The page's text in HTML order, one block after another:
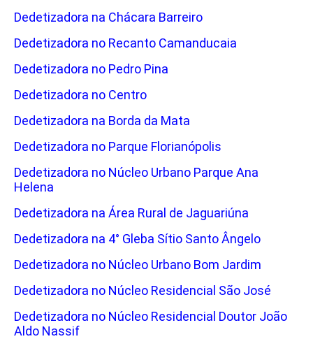
Dedetizadora na Chácara Barreiro
Dedetizadora no Recanto Camanducaia
Dedetizadora no Pedro Pina
Dedetizadora no Centro
Dedetizadora na Borda da Mata
Dedetizadora no Parque Florianópolis
Dedetizadora no Núcleo Urbano Parque Ana
Helena
Dedetizadora na Área Rural de Jaguariúna
Dedetizadora na 4° Gleba Sítio Santo Ângelo
Dedetizadora no Núcleo Urbano Bom Jardim
Dedetizadora no Núcleo Residencial São José
Dedetizadora no Núcleo Residencial Doutor João
Aldo Nassif